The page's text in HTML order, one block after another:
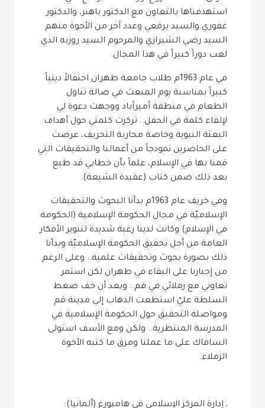
استهدفناها بالتعاون مع الدكتور باهنر، والدكتور
غفوري والسيد برقعي وعدد آخر من الأخوة منهم
السيد رضي الشيرازي والمرحوم السيد روزبه الذي
لعب دوراً كبيراً في هذا المجال.
في عام 1963م طلاب جامعة طهران احتفالاً دينياً
كبيراً بمناسبة يوم المبعث في صالة تناول
الطعام في منطقة أميرآباد ووجهت دعوة لي
لإلقاء كلمة في الحفل.. تركزت كلمتي حول أهداف
البعثة النبوية وخاصة محاربة التحريف، عرضت
على الحاضرين نموذجاً من أعمالنا والتحقيقات التي
قمنا بها في الإسلام، علماً بأن خطابي قد طبع
بعد ذلك ضمن كتاب (عقيدة الشيعة).
وفي خريف عام 1963م بدأنا البحوث والتحقيقات
الإسلاميّة في مجال الحكومة الإسلامية (الحكومة
في الإسلام) وكانت لدينا رغبة شديدة لتنوير الأفكار
العامة من أجل تحقيق الحكومة الإسلاميّة وبدأنا
ذلك بصورة بحوث وتحقيقات علمية.. وعلى الرغم
من إجبارنا على البقاء في طهران لكن استمر
تعاوني مع زملائي في قم.. وبعد أن خف ضغط
السلطة عليّ استطعت الذهاب إلى مدينة قم
ومواصلة التحقيق حول الحكومة الإسلامية في
المدرسة المنتظرية.. ولكن ومع الأسف استولى
السافاك على ما عملنا ومزق ما كتبه الأخوة
الزملاء.
ـ إدارة المركز الإسلامي في هامبورغ (ألمانيا):